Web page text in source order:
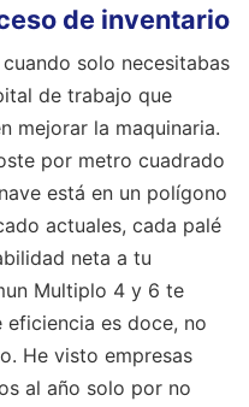
de inventario
solo necesitabas
de trabajo que
mejorar la maquinaria.
por metro cuadrado
está en un polígono
actuales, cada palé
neta a tu
Multiplo 4 y 6 te
es doce, no
He visto empresas
al año solo por no